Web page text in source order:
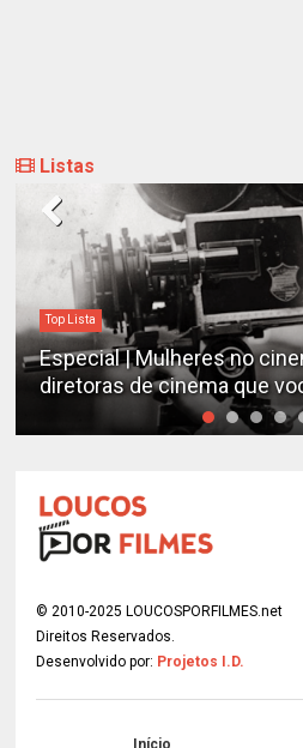
Listas
Top Lista
Especial | Mulheres no
diretoras de cinema que
© 2010-2025 LOUCOSPORFILMES.net
Direitos Reservados.
Desenvolvido por: Projetos I.D.
Início